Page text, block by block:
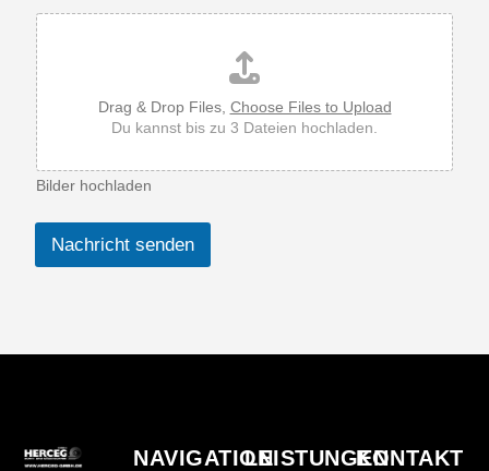
Drag & Drop Files, Choose Files to Upload
Du kannst bis zu 3 Dateien hochladen.
Bilder hochladen
Nachricht senden
NAVIGATIONLEISTUNGENKONTAKT